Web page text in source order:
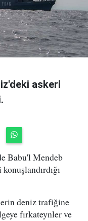
askeri
Babu'l Mendeb
deniz trafiğine
fırkateynler ve